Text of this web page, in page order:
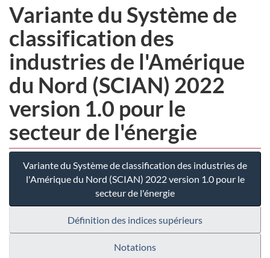
Variante du Système de
classification des
industries de l'Amérique
du Nord (SCIAN) 2022
version 1.0 pour le
secteur de l'énergie
Variante du Système de classification des industries de
l'Amérique du Nord (SCIAN) 2022 version 1.0 pour le
secteur de l'énergie
Définition des indices supérieurs
Notations